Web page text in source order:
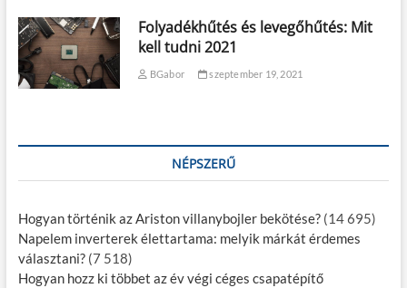
Folyadékhűtés és levegőhűtés: Mit
kell tudni 2021
BGabor szeptember 19, 2021
NÉPSZERŰ
Hogyan történik az Ariston villanybojler bekötése? (14 695)
Napelem inverterek élettartama: melyik márkát érdemes
választani? (7 518)
Hogyan hozz ki többet az év végi céges csapatépítő